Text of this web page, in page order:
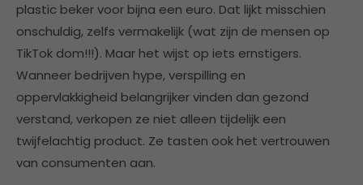
plastic beker voor bijna een euro. Dat lijkt misschien
onschuldig, zelfs vermakelijk (wat zijn de mensen op
TikTok dom!!!). Maar het wijst op iets ernstigers.
Wanneer bedrijven hype, verspilling en
oppervlakkigheid belangrijker vinden dan gezond
verstand, verkopen ze niet alleen tijdelijk een
twijfelachtig product. Ze tasten ook het vertrouwen
van consumenten aan.